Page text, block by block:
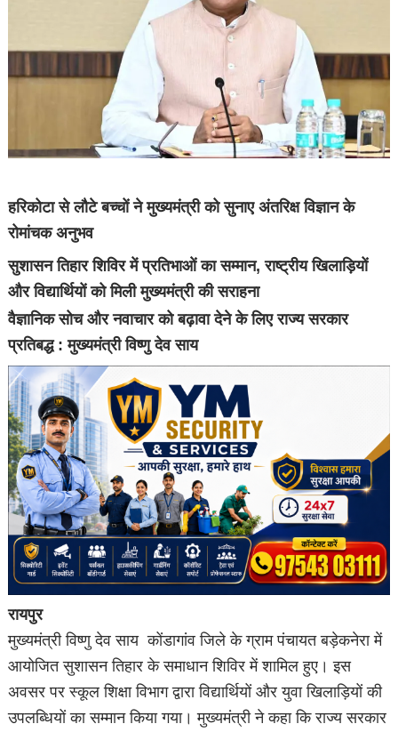
हरिकोटा से लौटे बच्चों ने मुख्यमंत्री को सुनाए अंतरिक्ष विज्ञान के
रोमांचक अनुभव
सुशासन तिहार शिविर में प्रतिभाओं का सम्मान, राष्ट्रीय खिलाड़ियों
और विद्यार्थियों को मिली मुख्यमंत्री की सराहना
वैज्ञानिक सोच और नवाचार को बढ़ावा देने के लिए राज्य सरकार
प्रतिबद्ध : मुख्यमंत्री विष्णु देव साय
रायपुर
मुख्यमंत्री विष्णु देव साय कोंडागांव जिले के ग्राम पंचायत बड़ेकनेरा में
आयोजित सुशासन तिहार के समाधान शिविर में शामिल हुए। इस
अवसर पर स्कूल शिक्षा विभाग द्वारा विद्यार्थियों और युवा खिलाड़ियों की
उपलब्धियों का सम्मान किया गया। मुख्यमंत्री ने कहा कि राज्य सरकार